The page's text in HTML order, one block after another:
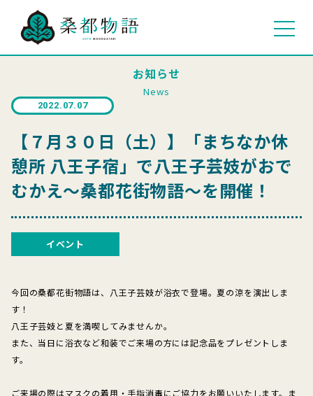
お知らせ
News
2022.07.07
【７月３０日（土）】「まちなか休
憩所 八王子宿」で八王子芸妓がおで
むかえ～桑都花街物語～を開催！
イベント
今回の桑都花街物語は、八王子芸妓が浴衣で登場。夏の涼を演出しま
す！
八王子芸妓と夏を満喫してみませんか。
また、当日に浴衣など和装でご来場の方には記念品をプレゼントしま
す。
ご来場の際はマスクの着用・手指消毒にご協力をお願いいたします。ま